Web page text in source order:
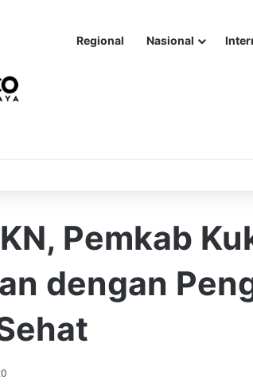
Regional Nasional
Pemkab
dengan